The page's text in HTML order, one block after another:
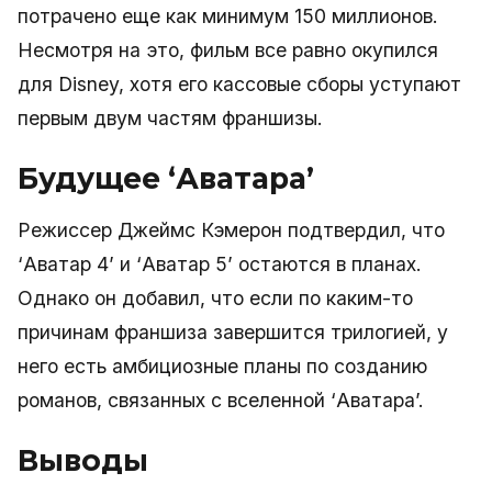
потрачено еще как минимум 150 миллионов.
Несмотря на это, фильм все равно окупился
для Disney, хотя его кассовые сборы уступают
первым двум частям франшизы.
Будущее ‘Аватара’
Режиссер Джеймс Кэмерон подтвердил, что
‘Аватар 4’ и ‘Аватар 5’ остаются в планах.
Однако он добавил, что если по каким-то
причинам франшиза завершится трилогией, у
него есть амбициозные планы по созданию
романов, связанных с вселенной ‘Аватара’.
Выводы